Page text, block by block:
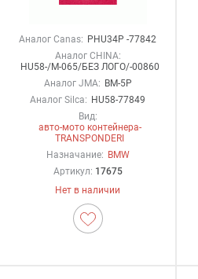
Аналог Canas: PHU34P -77842
Аналог CHINA:
HU58-/M-065/БЕЗ ЛОГО/-00860
Аналог JMA: BM-5P
Аналог Silca: HU58-77849
Вид:
авто-мото контейнера-
TRANSPONDERI
Назначание: BMW
Артикул: 17675
Нет в наличии